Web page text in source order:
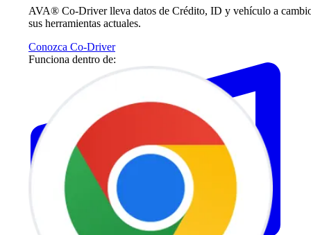
AVA® Co-Driver lleva datos de Crédito, ID y vehículo a
sus herramientas actuales.
Conozca Co-Driver
Funciona dentro de: